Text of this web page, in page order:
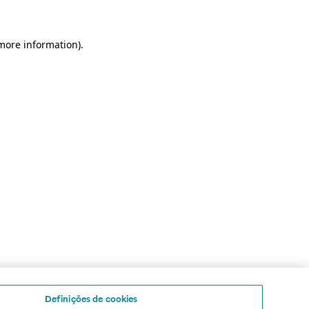
information).
Definições de cookies